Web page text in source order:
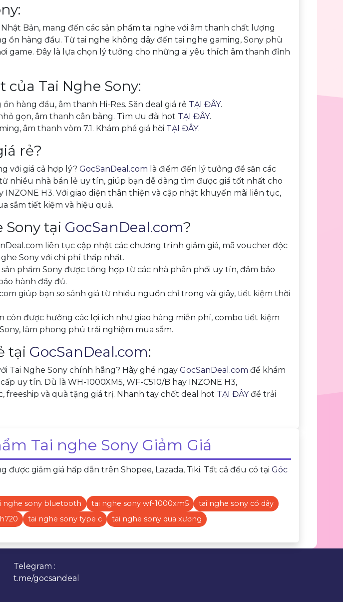
Bản, mang đến các sản phẩm tai nghe với âm thanh chất lượng
ồn hàng đầu. Từ tai nghe không dây đến tai nghe gaming, Sony phù
game. Đây là lựa chọn lý tưởng cho những ai yêu thích âm thanh đỉnh
Tai Nghe Sony:
ồn hàng đầu, âm thanh Hi-Res. Săn deal giá rẻ TẠI ĐÂY.
gọn, âm thanh cân bằng. Tìm ưu đãi hot TẠI ĐÂY.
âm thanh vòm 7.1. Khám phá giá hời TẠI ĐÂY.
rẻ?
với giá cả hợp lý? GocSanDeal.com là điểm đến lý tưởng để săn các
nhiều nhà bán lẻ uy tín, giúp bạn dễ dàng tìm được giá tốt nhất cho
INZONE H3. Với giao diện thân thiện và cập nhật khuyến mãi liên tục,
sắm tiết kiệm và hiệu quả.
Sony tại GocSanDeal.com?
liên tục cập nhật các chương trình giảm giá, mã voucher độc
Sony với chi phí thấp nhất.
sản phẩm Sony được tổng hợp từ các nhà phân phối uy tín, đảm bảo
hành đầy đủ.
giúp bạn so sánh giá từ nhiều nguồn chỉ trong vài giây, tiết kiệm thời
còn được hưởng các lợi ích như giao hàng miễn phí, combo tiết kiệm
làm phong phú trải nghiệm mua sắm.
tại GocSanDeal.com:
Tai Nghe Sony chính hãng? Hãy ghé ngay GocSanDeal.com để khám
uy tín. Dù là WH-1000XM5, WF-C510/B hay INZONE H3,
freeship và quà tặng giá trị. Nhanh tay chốt deal hot TẠI ĐÂYđể trải
Tai nghe Sony Giảm Giá
được giảm giá hấp dẫn trên Shopee, Lazada, Tiki. Tất cả đều có tại Góc
nghe sony bluetooth tai nghe sony wf-1000xm5
tai nghe sony có dây
tai nghe sony type c tai nghe sony qua xương
Telegram :
t.me/gocsandeal